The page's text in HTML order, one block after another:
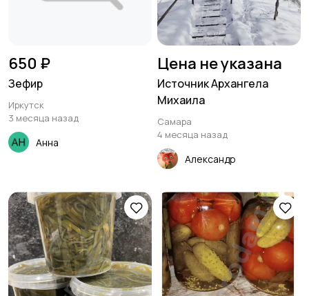
650 ₽
Зефир
Иркутск
3 месяца назад
Анна
Цена не указана
Источник Архангела
Михаила
Самара
4 месяца назад
Александр